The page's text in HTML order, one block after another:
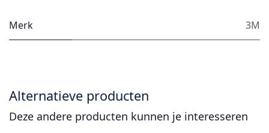
Merk 3M
Alternatieve producten
Deze andere producten kunnen je interesseren